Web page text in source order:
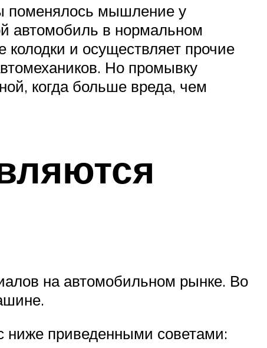
поменялось мышление у
автомобиль в нормальном
и осуществляет прочие
Но промывку
когда больше вреда, чем
на автомобильном рынке. Во
ниже приведенными советами: